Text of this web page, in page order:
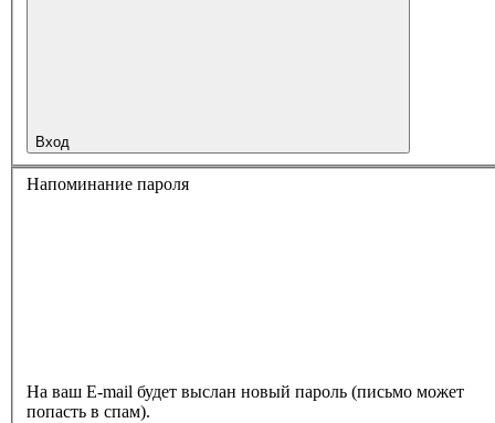
Вход
Напоминание пароля
На ваш E-mail будет выслан новый пароль (письмо может
попасть в спам).